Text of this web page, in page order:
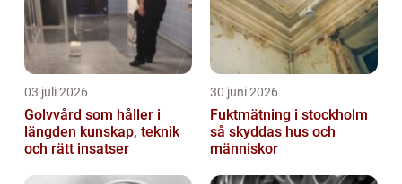
03 juli 2026
Golvvård som håller i
längden kunskap, teknik
och rätt insatser
30 juni 2026
Fuktmätning i stockholm
så skyddas hus och
människor